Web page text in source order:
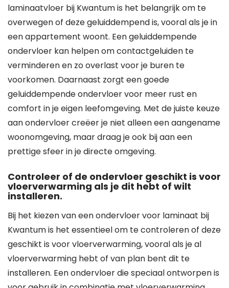
laminaatvloer bij Kwantum is het belangrijk om te
overwegen of deze geluiddempend is, vooral als je in
een appartement woont. Een geluiddempende
ondervloer kan helpen om contactgeluiden te
verminderen en zo overlast voor je buren te
voorkomen. Daarnaast zorgt een goede
geluiddempende ondervloer voor meer rust en
comfort in je eigen leefomgeving. Met de juiste keuze
aan ondervloer creëer je niet alleen een aangename
woonomgeving, maar draag je ook bij aan een
prettige sfeer in je directe omgeving.
Controleer of de ondervloer geschikt is voor
vloerverwarming als je dit hebt of wilt
installeren.
Bij het kiezen van een ondervloer voor laminaat bij
Kwantum is het essentieel om te controleren of deze
geschikt is voor vloerverwarming, vooral als je al
vloerverwarming hebt of van plan bent dit te
installeren. Een ondervloer die speciaal ontworpen is